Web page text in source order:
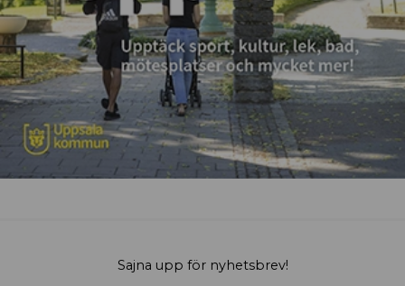
Sajna upp för nyhetsbrev!